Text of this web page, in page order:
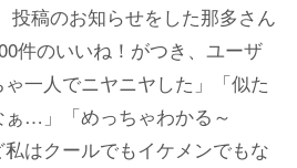
投稿のお知らせをした那多さん
件のいいね！がつき、ユーザ
一人でニヤニヤした」「似た
…」「めっちゃわかる～
はクールでもイケメンでもな